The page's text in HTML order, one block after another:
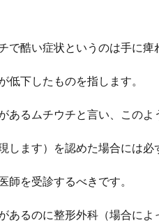
で酷い症状というのは手に痺
低下したものを指します。
あるムチウチと言い、 このよ
します） を認めた場合には必
医師を受診するべきです。
あるのに整形外科（場合によ